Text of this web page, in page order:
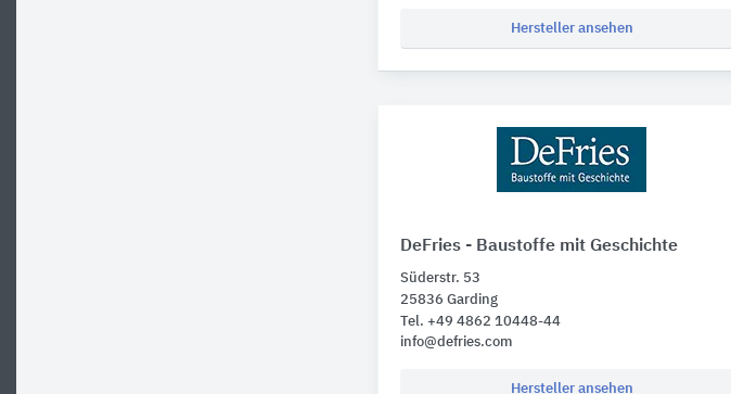
Hersteller ansehen
DeFries - Baustoffe mit Geschichte
Süderstr. 53
25836 Garding
Tel. +49 4862 10448-44
info@defries.com
Hersteller ansehen